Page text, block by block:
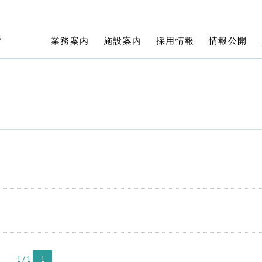
業務案内 施設案内 採用情報 情報公開
1 / 1 1